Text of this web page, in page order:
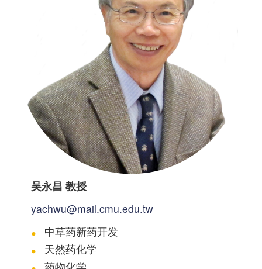
吴永昌 教授
yachwu@mail.cmu.edu.tw
中草药新药开发
天然药化学